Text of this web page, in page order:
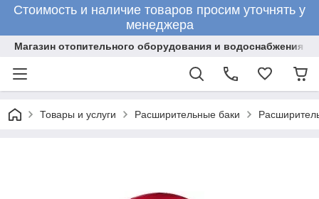
Стоимость и наличие товаров просим уточнять у
менеджера
Магазин отопительного оборудования и водоснабжения
Товары и услуги Расширительные баки